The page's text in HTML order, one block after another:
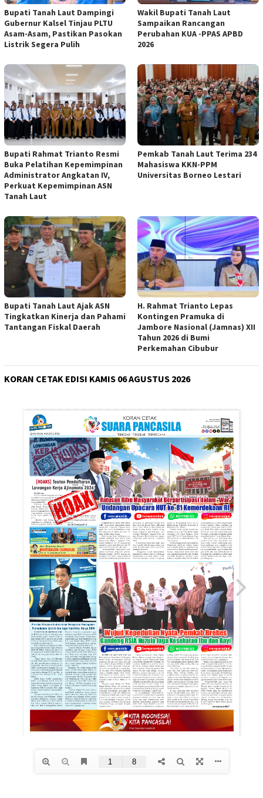
Bupati Tanah Laut Dampingi
Gubernur Kalsel Tinjau PLTU
Asam-Asam, Pastikan Pasokan
Listrik Segera Pulih
Wakil Bupati Tanah Laut
Sampaikan Rancangan
Perubahan KUA -PPAS APBD
2026
Bupati Rahmat Trianto Resmi
Buka Pelatihan Kepemimpinan
Administrator Angkatan IV,
Perkuat Kepemimpinan ASN
Tanah Laut
Pemkab Tanah Laut Terima 234
Mahasiswa KKN-PPM
Universitas Borneo Lestari
Bupati Tanah Laut Ajak ASN
Tingkatkan Kinerja dan Pahami
Tantangan Fiskal Daerah
H. Rahmat Trianto Lepas
Kontingen Pramuka di
Jambore Nasional (Jamnas) XII
Tahun 2026 di Bumi
Perkemahan Cibubur
KORAN CETAK EDISI KAMIS 06 AGUSTUS 2026